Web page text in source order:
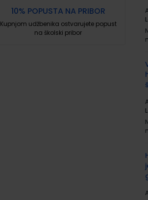
10% POPUSTA NA PRIBOR
Kupnjom udžbenika ostvarujete popust
na školski pribor